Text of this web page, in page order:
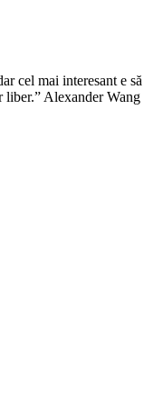
cel mai interesant e să
Alexander Wang